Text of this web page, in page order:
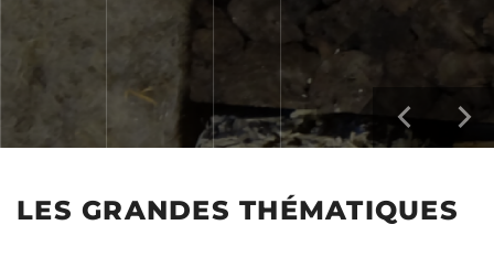
LES GRANDES THÉMATIQUES